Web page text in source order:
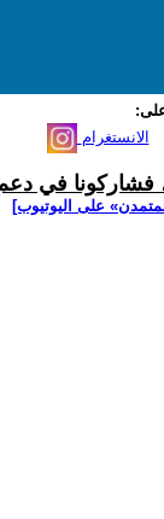
على:
الانستغرام
فشاركونا في
على اليوتيوب]